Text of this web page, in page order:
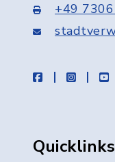
+49
facebook
Quicklinks